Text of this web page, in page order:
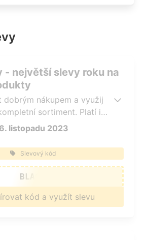
body, můžete
- největší slevy roku na
dobrým nákupem a využij
sortiment. Platí i
Black Friday. Neplatí
listopadu 2023
Slevový kód
BLACK
kód a využít slevu